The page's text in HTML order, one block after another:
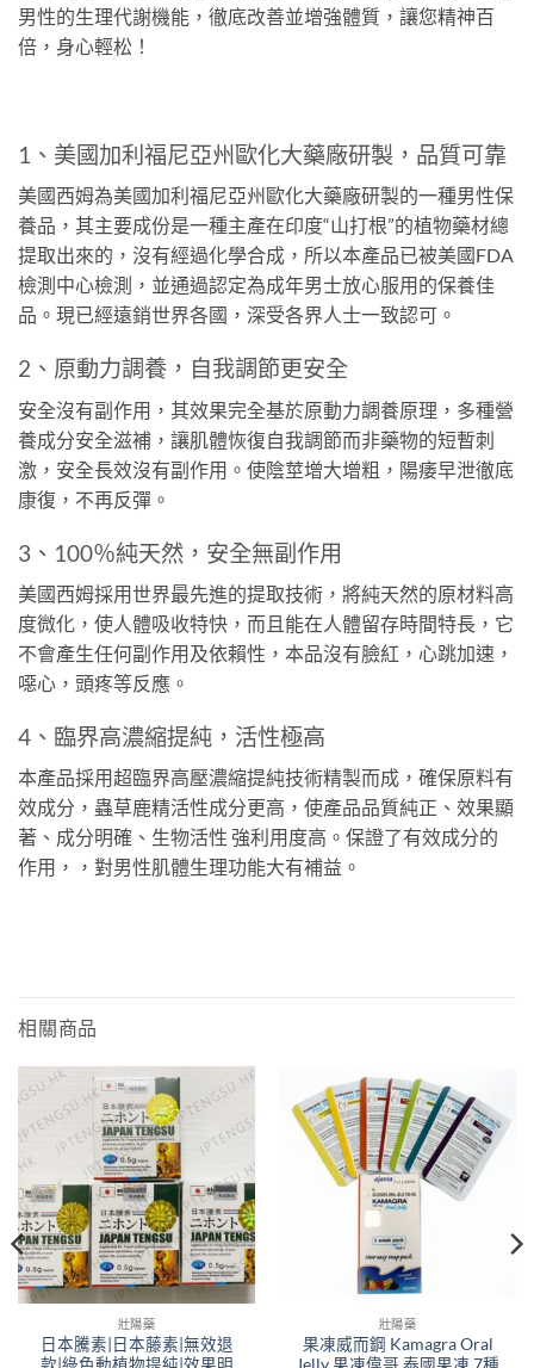
男性的生理代謝機能，徹底改善並增強體質，讓您精神百
倍，身心輕松！
1、美國加利福尼亞州歐化大藥廠研製，品質可靠
美國西姆為美國加利福尼亞州歐化大藥廠研製的一種男性保
養品，其主要成份是一種主產在印度“山打根”的植物藥材總
提取出來的，沒有經過化學合成，所以本產品已被美國FDA
檢測中心檢測，並通過認定為成年男士放心服用的保養佳
品。現已經遠銷世界各國，深受各界人士一致認可。
2、原動力調養，自我調節更安全
安全沒有副作用，其效果完全基於原動力調養原理，多種營
養成分安全滋補，讓肌體恢復自我調節而非藥物的短暫刺
激，安全長效沒有副作用。使陰莖增大增粗，陽痿早泄徹底
康復，不再反彈。
3、100％純天然，安全無副作用
美國西姆採用世界最先進的提取技術，將純天然的原材料高
度微化，使人體吸收特快，而且能在人體留存時間特長，它
不會產生任何副作用及依賴性，本品沒有臉紅，心跳加速，
噁心，頭疼等反應。
4、臨界高濃縮提純，活性極高
本產品採用超臨界高壓濃縮提純技術精製而成，確保原料有
效成分，蟲草鹿精活性成分更高，使產品品質純正、效果顯
著、成分明確、生物活性 強利用度高。保證了有效成分的
作用，，對男性肌體生理功能大有補益。
相關商品
壯陽藥
日本騰素|日本藤素|無效退
款|綠色動植物提純|效果明
壯陽藥
果凍威而鋼 Kamagra Oral
Jelly 果凍偉哥 泰國果凍 7種